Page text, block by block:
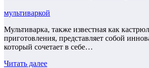
мультиваркой
Мультиварка, также известная как
приготовления, представляет собой
который сочетает в себе…
Читать далее